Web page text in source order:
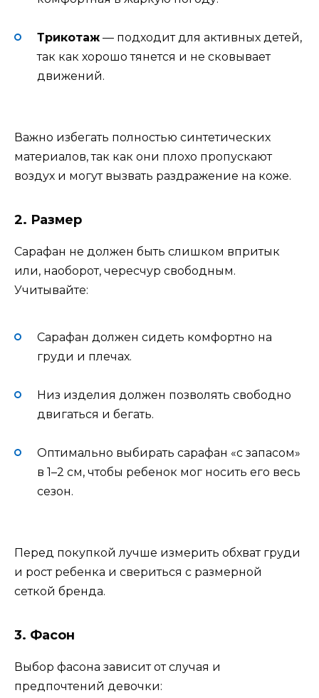
Трикотаж — подходит для активных детей,
так как хорошо тянется и не сковывает
движений.
Важно избегать полностью синтетических
материалов, так как они плохо пропускают
воздух и могут вызвать раздражение на коже.
2. Размер
Сарафан не должен быть слишком впритык
или, наоборот, чересчур свободным.
Учитывайте:
Сарафан должен сидеть комфортно на
груди и плечах.
Низ изделия должен позволять свободно
двигаться и бегать.
Оптимально выбирать сарафан «с запасом»
в 1–2 см, чтобы ребенок мог носить его весь
сезон.
Перед покупкой лучше измерить обхват груди
и рост ребенка и свериться с размерной
сеткой бренда.
3. Фасон
Выбор фасона зависит от случая и
предпочтений девочки: